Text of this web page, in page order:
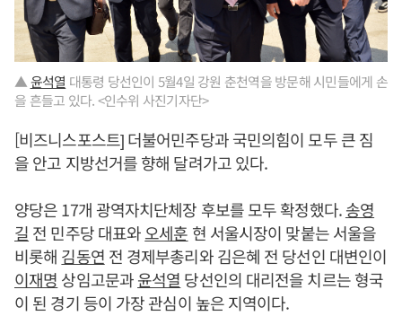
▲윤석열 대통령 당선인이 5월4일 강원 춘천역을 방문해 시민들에게 손
을 흔들고 있다. <인수위 사진기자단>
[비즈니스포스트] 더불어민주당과 국민의힘이 모두 큰 짐
을 안고 지방선거를 향해 달려가고 있다.
양당은 17개 광역자치단체장 후보를 모두 확정했다.송영
길 전 민주당 대표와오세훈 현 서울시장이 맞붙는 서울을
비롯해 김동연 전 경제부총리와 김은혜 전 당선인 대변인이
이재명 상임고문과윤석열 당선인의 대리전을 치르는 형국
이 된 경기 등이 가장 관심이 높은 지역이다.